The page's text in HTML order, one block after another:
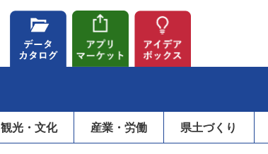
観光・文化 産業・労働 県土づくり